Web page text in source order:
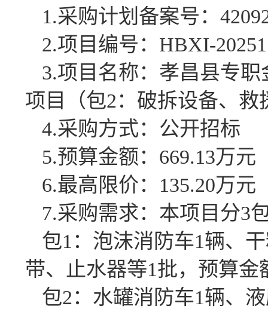
1.采购计划备案号：
2.项目编号：HBXI-
3.项目名称：孝昌县专
项目（包2：破拆设备、救
4.采购方式：公开招标
5.预算金额：669.13万元
6.最高限价：135.20万元
7.采购需求：本项目分3
包1：泡沫消防车1辆、
带、止水器等1批，预算金
包2：水罐消防车1辆、